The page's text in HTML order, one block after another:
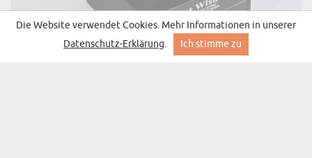
FRAU NICHT VON DIESER WELT -
SCHMUCKKÄSTCHEN MIT EWIGEN ROSEN
Die Website verwendet Cookies. Mehr Informationen in unserer
Datenschutz-Erklärung. Ich stimme zu